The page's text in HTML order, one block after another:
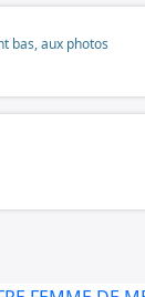
bas, aux photos